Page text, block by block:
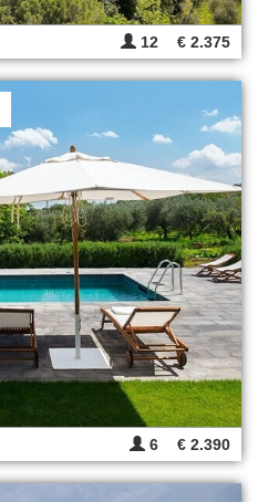
12 € 2.375
6 € 2.390